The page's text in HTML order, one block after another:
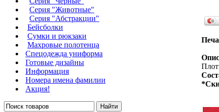
Серия "Животные"
Серия "Абстракции"
Бейсболки
Сумки и рюкзаки
Махровые полотенца
Cпецодежда униформа
Готовые дизайны
Информация
Номера имена фамилии
Акция!